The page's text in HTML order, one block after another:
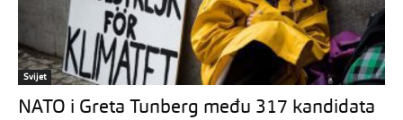
Svijet
NATO i Greta Tunberg među 317 kandidata